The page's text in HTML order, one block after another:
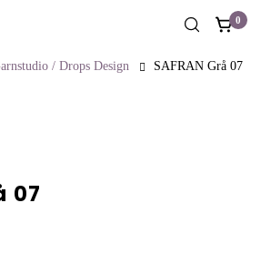
0
/ Drops Design SAFRAN Grå 07
07